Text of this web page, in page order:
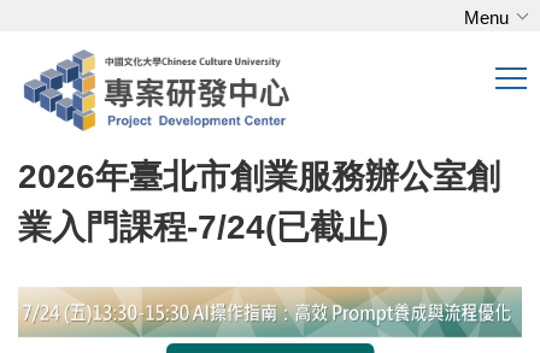
主
容
區
Menu
2026年臺北市創業服務辦公室創
業入門課程-7/24(已截止)